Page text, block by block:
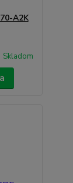
A2K
Skladom